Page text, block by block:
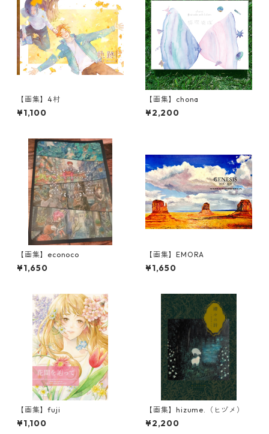
【画集】4村
¥1,100
【画集】chona
¥2,200
【画集】econoco
¥1,650
【画集】EMORA
¥1,650
【画集】fuji
¥1,100
【画集】hizume.（ヒヅメ）
¥2,200